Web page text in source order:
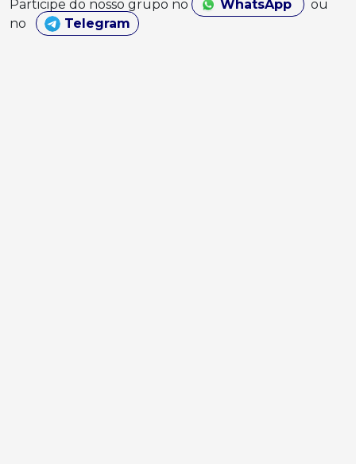
Participe do nosso grupo no WhatsApp
ou
no
Telegram